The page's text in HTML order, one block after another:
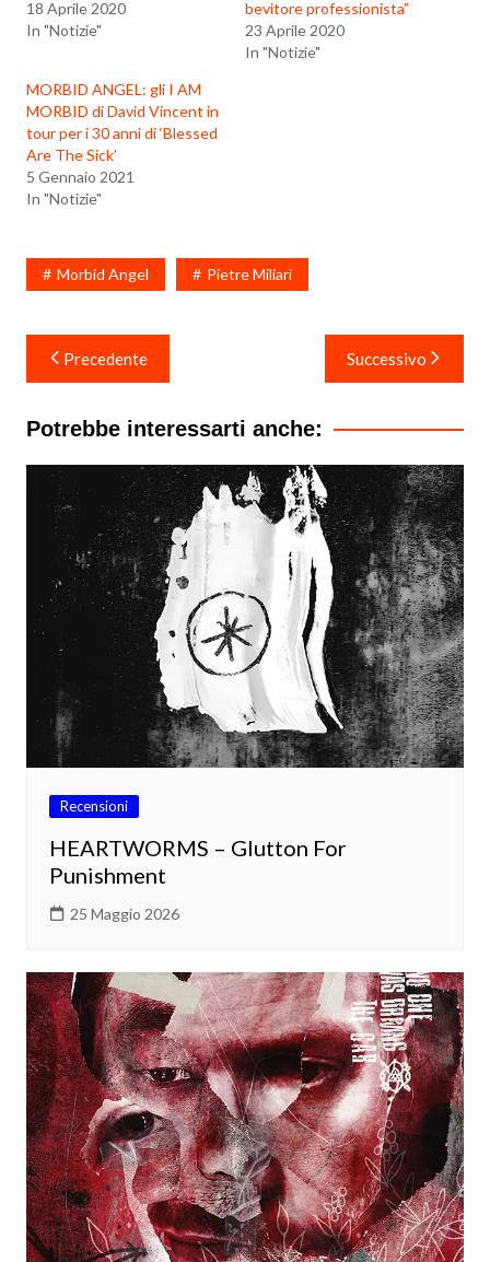
18 Aprile 2020
In "Notizie"
bevitore professionista”
23 Aprile 2020
In "Notizie"
MORBID ANGEL: gli I AM
MORBID di David Vincent in
tour per i 30 anni di ‘Blessed
Are The Sick’
5 Gennaio 2021
In "Notizie"
Morbid Angel Pietre Miliari
Navigazione
articoli
Precedente Successivo
Potrebbe interessarti anche:
Recensioni
HEARTWORMS – Glutton For
Punishment
25 Maggio 2026